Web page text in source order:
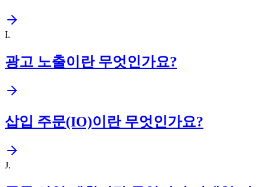
I.
광고 노출이란 무엇인가요?
삽입 주문(IO)이란 무엇인가요?
J.